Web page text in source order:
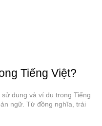
Tiếng Việt?
dụng và ví dụ trong Tiếng
ngữ. Từ đồng nghĩa, trái